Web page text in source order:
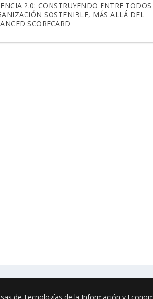
2.0: CONSTRUYENDO ENTRE
SOSTENIBLE, MÁS ALLÁ DEL
SCORECARD
de Tecnologías de la Información y